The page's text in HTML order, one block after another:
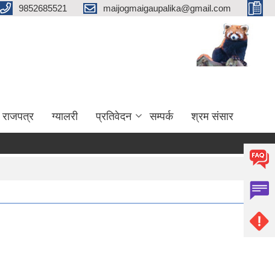
9852685521 maijogmaigaupalika@gmail.com
राजपत्र ग्यालरी प्रतिवेदन सम्पर्क श्रम संसार